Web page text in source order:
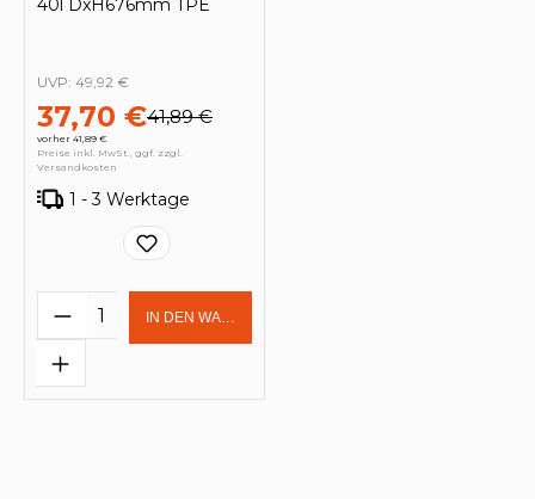
40l DxH676mm TPE
37,70 €41,89 €
vorher 41,89 €
UVP: 49,92 €
Preise inkl. MwSt., ggf. zzgl.
Versandkosten
1 - 3 Werktage
Produkt Anzahl: Gib den
IN DEN WARENKORB